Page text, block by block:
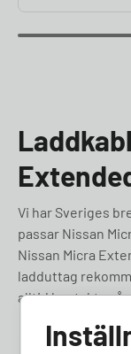
Vi har Sveriges
passar Nissan
Nissan Micra
ladduttag
alltid kontakta